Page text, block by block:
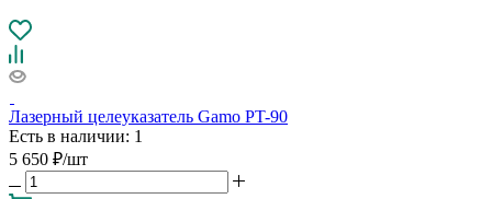
Лазерный целеуказатель Gamo PT-90
Есть в наличии: 1
5 650 ₽/шт